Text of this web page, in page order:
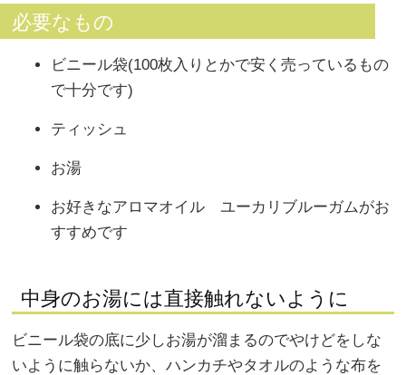
必要なもの
ビニール袋(100枚入りとかで安く売っているもの
で十分です)
ティッシュ
お湯
お好きなアロマオイル ユーカリブルーガムがお
すすめです
中身のお湯には直接触れないように
ビニール袋の底に少しお湯が溜まるのでやけどをしな
いように触らないか、ハンカチやタオルのような布を